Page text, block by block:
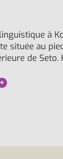
à
située au
de Seto.
+